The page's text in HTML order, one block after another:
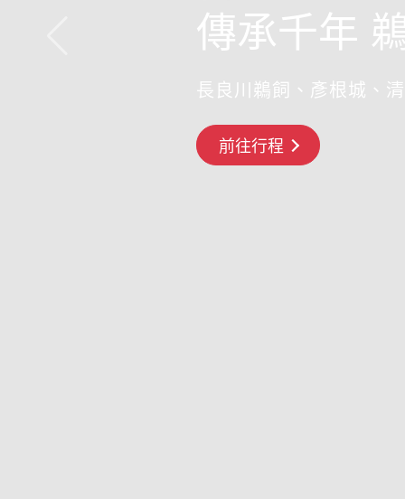
傳承千年
長良川鵜飼、彥根城、
前往行程